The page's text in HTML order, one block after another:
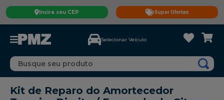
Insira seu CEP Super Ofertas
Selecionar Veículo
Busque seu produto
Kit de Reparo do Amortecedor